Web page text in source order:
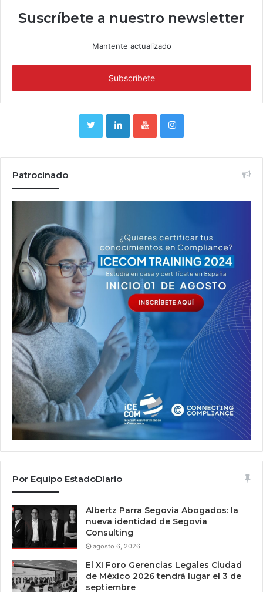
Suscríbete a nuestro newsletter
Mantente actualizado
Patrocinado
Por Equipo EstadoDiario
Albertz Parra Segovia Abogados: la
nueva identidad de Segovia
Consulting
agosto 6, 2026
El XI Foro Gerencias Legales Ciudad
de México 2026 tendrá lugar el 3 de
septiembre